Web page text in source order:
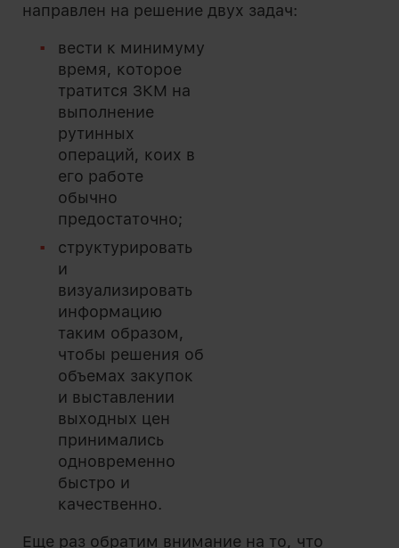
направлен на решение двух задач:
вести к минимуму
время, которое
тратится ЗКМ на
выполнение
рутинных
операций, коих в
его работе
обычно
предостаточно;
структурировать
и
визуализировать
информацию
таким образом,
чтобы решения об
объемах закупок
и выставлении
выходных цен
принимались
одновременно
быстро и
качественно.
Еще раз обратим внимание на то, что